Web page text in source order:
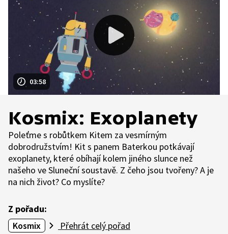
03:58
Kosmix: Exoplanety
Poleťme s robůtkem Kitem za vesmírným
dobrodružstvím! Kit s panem Baterkou potkávají
exoplanety, které obíhají kolem jiného slunce než
našeho ve Sluneční soustavě. Z čeho jsou tvořeny? A je
na nich život? Co myslíte?
Z pořadu:
Kosmix
Přehrát celý pořad